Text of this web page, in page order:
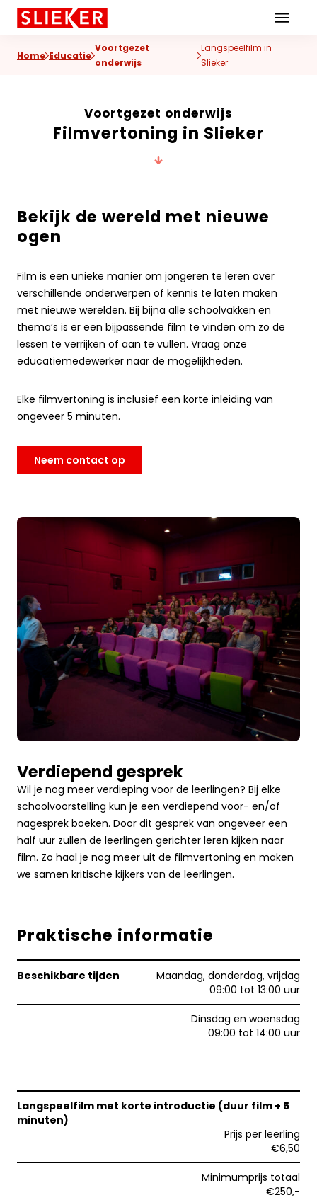
Skiplinks
Home Educatie
Voortgezet
onderwijs
Langspeelfilm in
Slieker
Voortgezet onderwijs
Filmvertoning in Slieker
Bekijk de wereld met nieuwe
ogen
Film is een unieke manier om jongeren te leren over
verschillende onderwerpen of kennis te laten maken
met nieuwe werelden. Bij bijna alle schoolvakken en
thema’s is er een bijpassende film te vinden om zo de
lessen te verrijken of aan te vullen. Vraag onze
educatiemedewerker naar de mogelijkheden.
Elke filmvertoning is inclusief een korte inleiding van
ongeveer 5 minuten.
Neem contact op
Verdiepend gesprek
Wil je nog meer verdieping voor de leerlingen? Bij elke
schoolvoorstelling kun je een verdiepend voor- en/of
nagesprek boeken. Door dit gesprek van ongeveer een
half uur zullen de leerlingen gerichter leren kijken naar
film. Zo haal je nog meer uit de filmvertoning en maken
we samen kritische kijkers van de leerlingen.
Praktische informatie
Beschikbare tijden
Maandag, donderdag, vrijdag
09:00 tot 13:00 uur
Dinsdag en woensdag
09:00 tot 14:00 uur
Langspeelfilm met korte introductie (duur film + 5
minuten)
Prijs per leerling
€6,50
Minimumprijs totaal
€250,-